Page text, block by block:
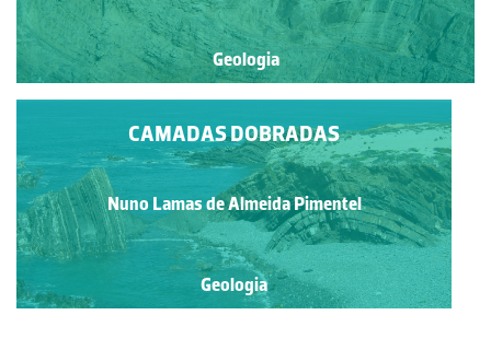
Geologia
CAMADAS DOBRADAS
Nuno Lamas de Almeida Pimentel
Geologia